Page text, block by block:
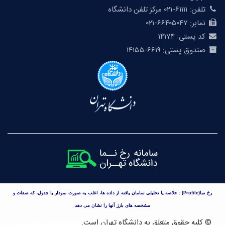
تلفن: ۶۱۱۱۱-۰۲۱ مرکز تلفن دانشگاه
نمابر: ۶۶۴۰۵۰۴۷-۰۲۱
کد پستی: ۱۴۱۷۴
صندوق پستی: ۶۶۱۹-۱۴۱۵۵
)رخ نما Profile ) : خلاصه یا تحلیلی سامان یافته از داده ها، اغلب به صورت نمودار یا جدول، که صفات و
مشخصه های بارز آنها را نشان می دهد